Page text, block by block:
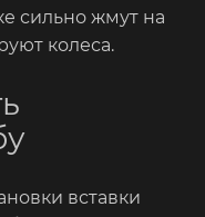
сильно жмут на
колеса.
вставки